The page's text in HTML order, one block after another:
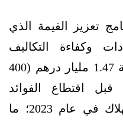
تعزيز القيمة الذي
وكفاءة التكاليف
المتغيرة والثابتة تأثيرًا بقيمة 1.47 مليار درهم (400
قبل اقتطاع الفوائد
والضرائب والإهلاك والاستهلاك في عام 2023؛ ما